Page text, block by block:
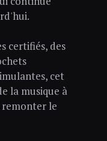
certifiés, des
cet
la musique à
remonter le